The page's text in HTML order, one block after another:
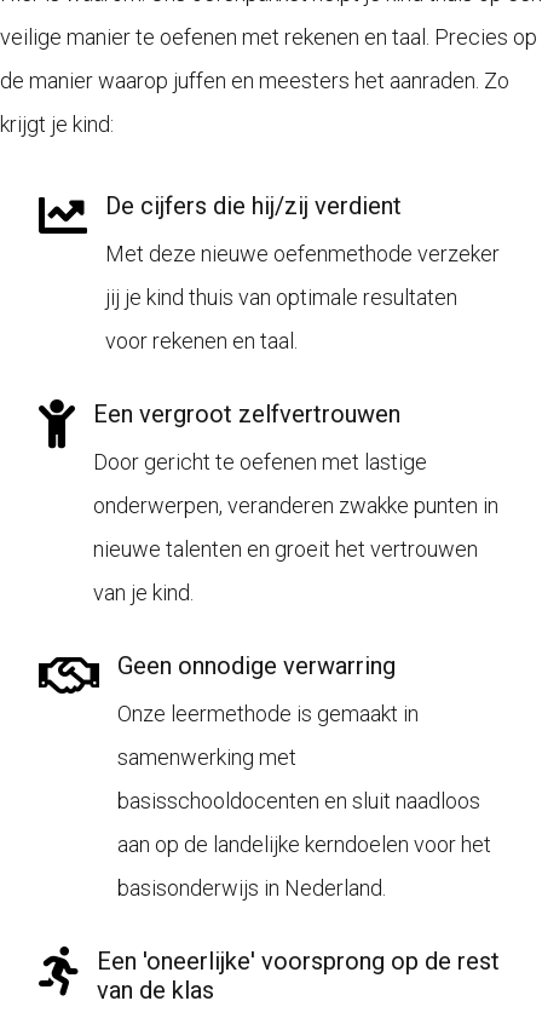
veilige manier te oefenen met rekenen en taal. Precies op
de manier waarop juffen en meesters het aanraden. Zo
krijgt je kind:
De cijfers die hij/zij verdient
Met deze nieuwe oefenmethode verzeker
jij je kind thuis van optimale resultaten
voor rekenen en taal.
Een vergroot zelfvertrouwen
Door gericht te oefenen met lastige
onderwerpen, veranderen zwakke punten in
nieuwe talenten en groeit het vertrouwen
van je kind.
Geen onnodige verwarring
Onze leermethode is gemaakt in
samenwerking met
basisschooldocenten en sluit naadloos
aan op de landelijke kerndoelen voor het
basisonderwijs in Nederland.
Een 'oneerlijke' voorsprong op de rest
van de klas